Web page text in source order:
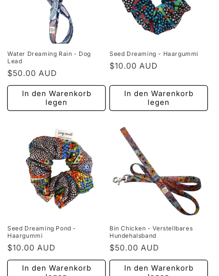
Water Dreaming Rain - Dog
Lead
Normaler
Preis
$50.00 AUD
In den Warenkorb
legen
Seed Dreaming - Haargummi
Normaler
$10.00 AUD
In den Warenkorb
legen
Seed Dreaming Pond -
Haargummi
Normaler
Preis
$10.00 AUD
In den Warenkorb
Bin Chicken - Verstellbares
Hundehalsband
Normaler
Preis
$50.00 AUD
In den Warenkorb